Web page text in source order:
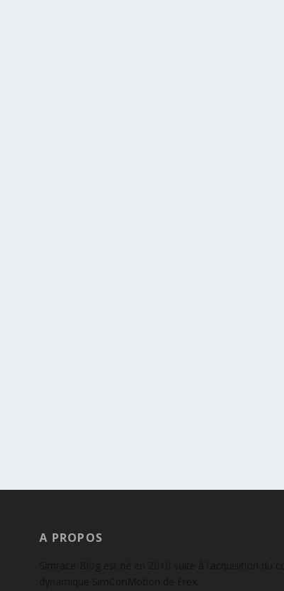
A PROPOS